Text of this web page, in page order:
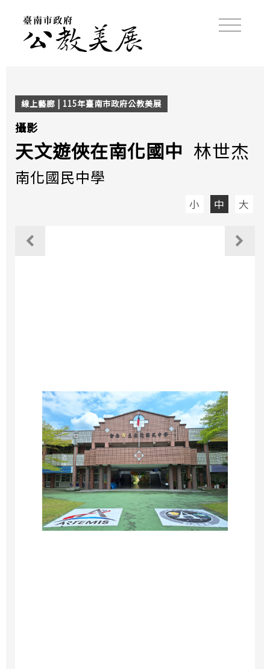
線上藝廊 | 115年臺南市政府公教美展
攝影
天文遊俠在南化國中 林世杰
南化國民中學
小 中 大